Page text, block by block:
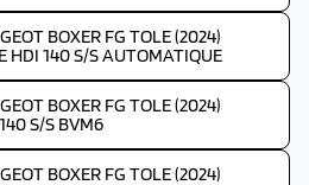
BOXER FG TOLE (2024)
HDI 140 S/S AUTOMATIQUE
BOXER FG TOLE (2024)
S/S BVM6
BOXER FG TOLE (2024)